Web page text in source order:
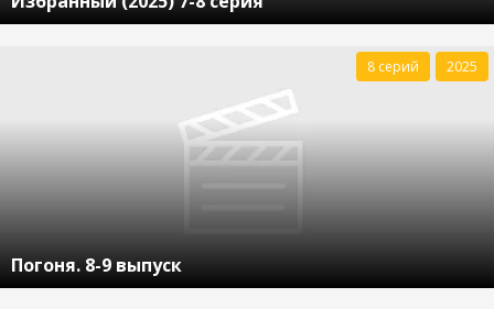
Погоня. 8-9 выпуск
8 серий 2025